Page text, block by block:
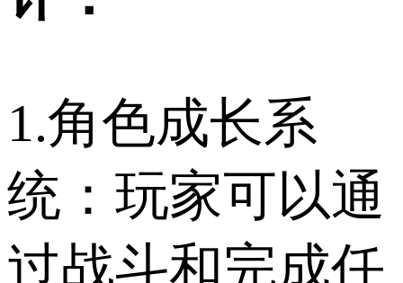
1.角色成长系
统：玩家可以通
过战斗和完成任